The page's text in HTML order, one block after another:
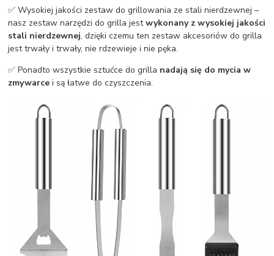
✅ Wysokiej jakości zestaw do grillowania ze stali nierdzewnej –
nasz zestaw narzędzi do grilla jestwykonany z wysokiej jakości
stali nierdzewnej, dzięki czemu ten zestaw akcesoriów do grilla
jest trwały i trwały, nie rdzewieje i nie pęka.
✅ Ponadto wszystkie sztućce do grilla nadają się do mycia w
zmywarce i są łatwe do czyszczenia.